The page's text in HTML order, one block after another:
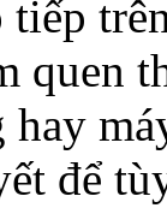
tiếp
quen
để